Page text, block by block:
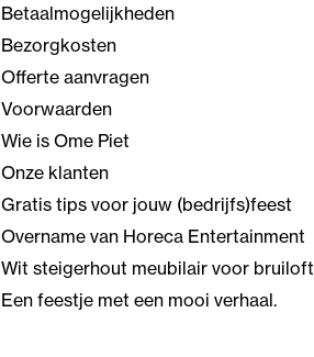
Betaalmogelijkheden
Bezorgkosten
Offerte aanvragen
Voorwaarden
Wie is Ome Piet
Onze klanten
Gratis tips voor jouw (bedrijfs)feest
Overname van Horeca Entertainment
Wit steigerhout meubilair voor bruiloft
Een feestje met een mooi verhaal.